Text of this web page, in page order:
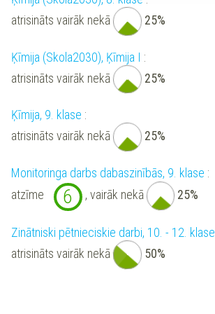
atrisināts vairāk nekā
25%
Ķīmija (Skola2030), Ķīmija I :
atrisināts vairāk nekā
25%
Ķīmija, 9. klase :
atrisināts vairāk nekā
25%
Monitoringa darbs dabaszinībās, 9. klase :
atzīme
6 , vairāk nekā 25%
Zinātniski pētnieciskie darbi, 10. - 12. klase
atrisināts vairāk nekā
50%